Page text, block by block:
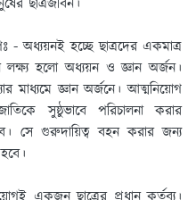
ছাত্রজীবন।
- অধ্যয়নই হচ্ছে ছাত্রদের একমাত্র
লক্ষ্য হলাে অধ্যয়ন ও জ্ঞান অর্জন।
মাধ্যমে জ্ঞান অর্জনে। আত্মনিয়ােগ
সুষ্ঠুভাবে পরিচালনা করার
সে গুরুদায়িত্ব বহন করার জন্য